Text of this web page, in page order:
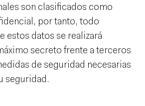
son clasificados como
por tanto, todo
estos datos se realizará
secreto frente a terceros
de seguridad necesarias
seguridad.